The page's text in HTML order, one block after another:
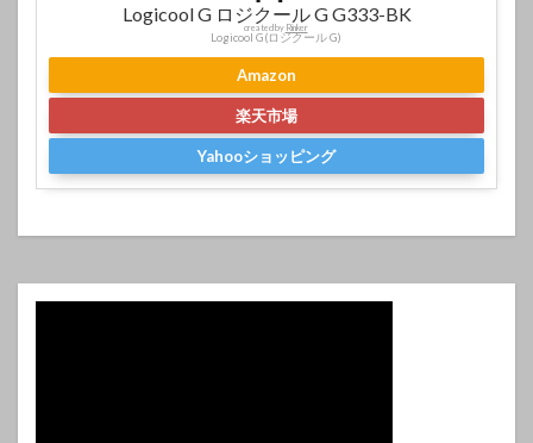
Logicool G ロジクール G G333-BK
created by Rinker
Logicool G(ロジクール G)
Amazon
楽天市場
Yahooショッピング